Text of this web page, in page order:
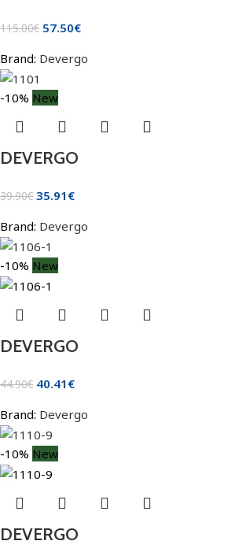
115.00€ 57.50€
Brand: Devergo
-10% New
DEVERGO
39.90€ 35.91 €
Brand: Devergo
-10% New
DEVERGO
44.90€ 40.41 €
Brand: Devergo
-10% New
DEVERGO